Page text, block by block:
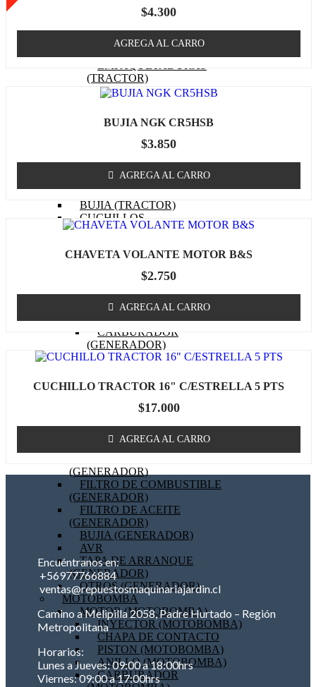
BIELA (TRACTOR)
(TRACTOR)
(TRACTOR)
BOBINA (TRACTOR)
OTROS (TRACTOR
MOTOR)
FILTRO DE COMBUSTIBLE
(TRACTOR)
FILTRO DE AIRE (TRACTOR)
BUJIA (TRACTOR)
CUCHILLOS
CORREA (TRACTOR)
MASA / TORRETA
CABLE ACCIONAMIENTO
OTROS (TRACTOR)
GENERADOR
MOTOR (GENERADOR)
CARBURADOR
(GENERADOR)
PISTON (GENERADOR)
BOBINA (GENERADOR)
(GENERADOR)
MOTOR DE PARTIDA
(GENERADOR)
(GENERADOR)
FILTRO DE COMBUSTIBLE
(GENERADOR)
FILTRO DE ACEITE
(GENERADOR)
BUJIA (GENERADOR)
AVR
TAPA DE ARRANQUE
(GENERADOR)
OTROS (GENERADOR)
MOTOBOMBA
MOTOR (MOTOBOMBA)
INYECTOR (MOTOBOMBA)
CHAPA DE CONTACTO
PISTON (MOTOBOMBA)
ANILLO (MOTOBOMBA)
CARBURADOR
$4.300
AGREGA AL CARRO
BUJIA NGK CR5HSB
$3.850
AGREGA AL CARRO
CHAVETA VOLANTE MOTOR B&S
$2.750
AGREGA AL CARRO
CUCHILLO TRACTOR 16" C/ESTRELLA 5 PTS
$17.000
AGREGA AL CARRO
Encuéntranos en:
+56977766884
ventas@repuestosmaquinariajardin.cl
Camino a Melipilla 2058, Padre Hurtado – Región
Metropolitana
Horarios:
Lunes a Jueves: 09:00 a 18:00hrs
Viernes: 09:00 a 17:00hrs